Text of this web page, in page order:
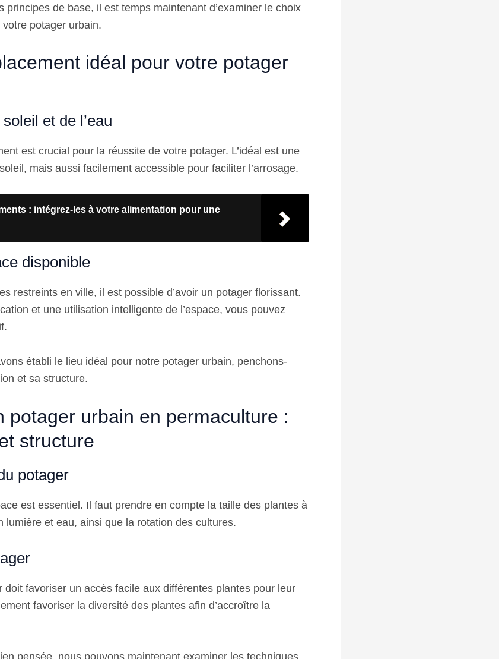
principes de base, il est temps maintenant d’examiner le choix
votre potager urbain.
idéal pour votre potager
et de l’eau
est crucial pour la réussite de votre potager. L’idéal est une
mais aussi facilement accessible pour faciliter l’arrosage.
: intégrez-les à votre alimentation pour une
disponible
restreints en ville, il est possible d’avoir un potager florissant.
et une utilisation intelligente de l’espace, vous pouvez
établi le lieu idéal pour notre potager urbain, penchons-
et sa structure.
potager urbain en permaculture :
structure
potager
est essentiel. Il faut prendre en compte la taille des plantes à
lumière et eau, ainsi que la rotation des cultures.
doit favoriser un accès facile aux différentes plantes pour leur
favoriser la diversité des plantes afin d’accroître la